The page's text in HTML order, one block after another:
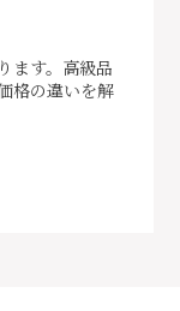
ます。高級品
格の違いを解